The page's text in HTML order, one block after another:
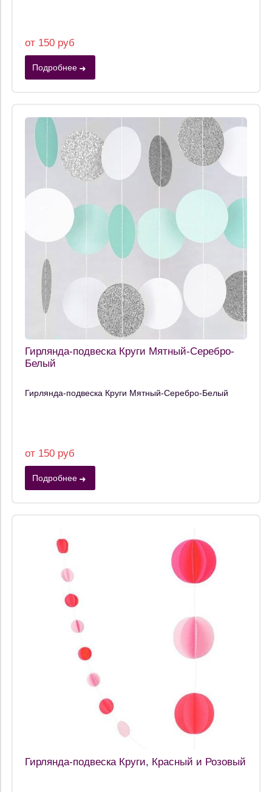
от 150 руб
Подробнее
Гирлянда-подвеска Круги Мятный-Серебро-
Белый
Гирлянда-подвеска Круги Мятный-Серебро-Белый
от 150 руб
Подробнее
Гирлянда-подвеска Круги, Красный и Розовый